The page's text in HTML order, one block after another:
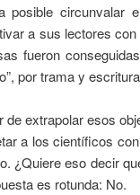
posible
a sus lectores
fueron
por trama y
de extrapolar esos
a los científicos
¿Quiere eso decir
es rotunda: No.